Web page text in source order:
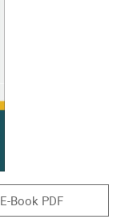
E-Book PDF